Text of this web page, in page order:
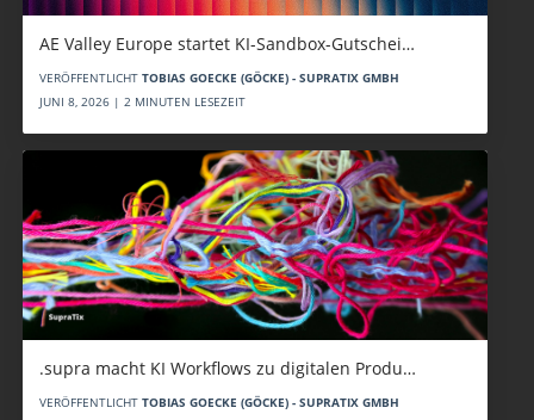
AE Valley Europe startet KI-Sandbox-Gutschei…
VERÖFFENTLICHT TOBIAS GOECKE (GÖCKE) - SUPRATIX GMBH
JUNI 8, 2026 | 2 MINUTEN LESEZEIT
.supra macht KI Workflows zu digitalen Produ…
VERÖFFENTLICHT TOBIAS GOECKE (GÖCKE) - SUPRATIX GMBH